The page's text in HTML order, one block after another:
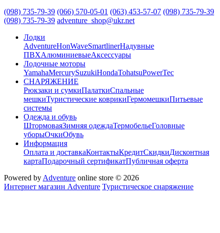
(098) 735-79-39 (066) 570-05-01 (063) 453-57-07 (098) 735-79-39
(098) 735-79-39 adventure_shop@ukr.net
Лодки
AdventureHonWaveSmartlinerНадувные
ПВХАлюминиевыеАксессуары
Лодочные моторы
YamahaMercurySuzukiHondaTohatsuPowerTec
СНАРЯЖЕНИЕ
Рюкзаки и сумкиПалаткиСпальные
мешкиТуристические коврикиГермомешкиПитьевые
системы
Одежда и обувь
ШтормоваяЗимняя одеждаТермобельеГоловные
уборыОчкиОбувь
Информация
Оплата и доставкаКонтактыКредитСкидкиДисконтная
картаПодарочный сертификатПубличная оферта
Powered byAdventure online store © 2026
Интернет магазин Adventure Туристическое снаряжение